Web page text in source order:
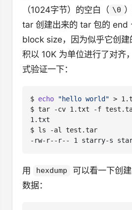
（1024字节）的空白（ \0
tar 创建出来的 tar 包的 end
block size，因为似乎它创
积以 10K 为单位进行了对齐
式验证一下：
$ echo "hello world"
$
$
用 hexdump
可以看一下创
数据：